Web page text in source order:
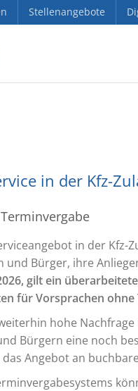
Stellenangebote
in der Kfz-
in der
Bürger, ihre
gilt ein
für Vorsprachen
hohe
Bürgern eine noch
Angebot an